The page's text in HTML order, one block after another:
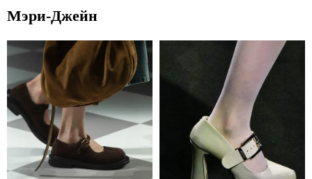
Мэри-Джейн